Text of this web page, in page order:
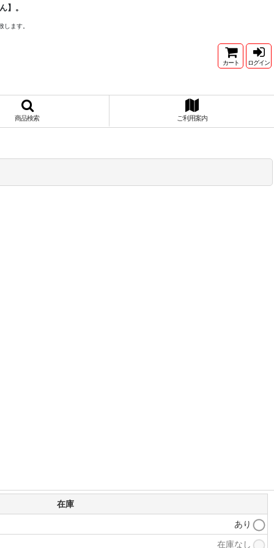
】。
ます。
カート ログイン
商品検索 ご利用案内
在庫
あり
在庫なし